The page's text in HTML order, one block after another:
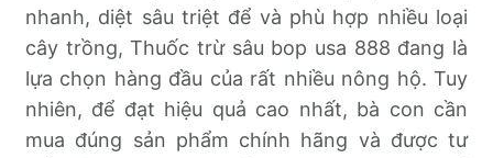
nhanh, diệt sâu triệt để và phù hợp nhiều loại
cây trồng, Thuốc trừ sâu bop usa 888 đang là
lựa chọn hàng đầu của rất nhiều nông hộ. Tuy
nhiên, để đạt hiệu quả cao nhất, bà con cần
mua đúng sản phẩm chính hãng và được tư